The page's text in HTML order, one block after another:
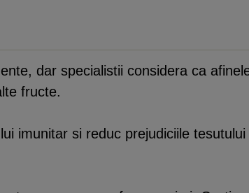
dar specialistii considera ca
fructe.
imunitar si reduc prejudiciile